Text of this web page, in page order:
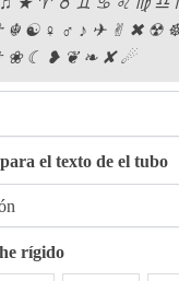
☬︎ ☯︎ ♀︎ ♂︎ ♪︎ ✈︎ ✌︎ ✖︎
❀︎ ☾︎ ❥︎ ❦︎ ❧︎ ✘︎ ☄︎
el texto de el tubo
rígido